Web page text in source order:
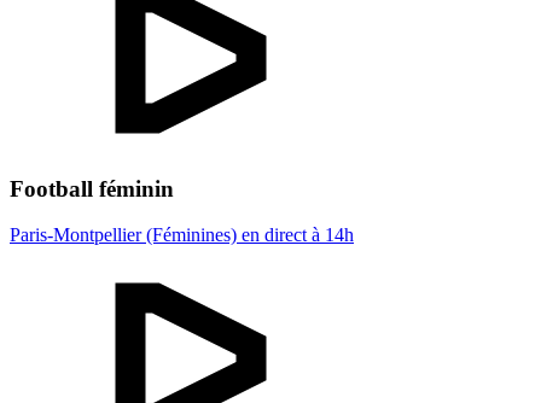
Football féminin
Paris-Montpellier (Féminines) en direct à 14h